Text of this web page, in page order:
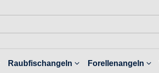
Raubfischangeln Forellenangeln